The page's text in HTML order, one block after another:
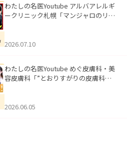
わたしの名医Youtube アルバアレルギ
ークリニック札幌「マンジャロのリア
た。
2026.07.10
わたしの名医Youtube めぐ皮膚科・美
容皮膚科「”とおりすがりの皮膚科
2026.06.05